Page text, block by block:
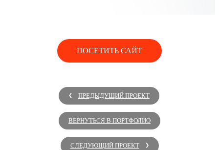
ПОСЕТИТЬ САЙТ
ПРЕДЫДУЩИЙ ПРОЕКТ
ВЕРНУТЬСЯ В ПОРТФОЛИО
СЛЕДУЮЩИЙ ПРОЕКТ